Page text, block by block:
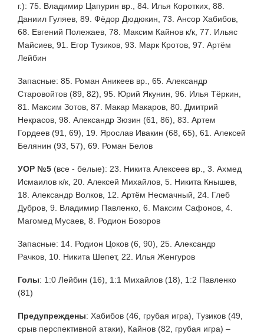
г.): 75. Владимир Цапурин вр., 84. Илья Коротких, 88.
Даниил Гуляев, 89. Фёдор Дюдюкин, 73. Ансор Хабибов,
68. Евгений Полежаев, 78. Максим Кайнов к/к, 77. Ильяс
Майсиев, 91. Егор Тузиков, 93. Марк Кротов, 97. Артём
Лейбин
Запасные: 85. Роман Аникеев вр., 65. Александр
Старовойтов (89, 82), 95. Юрий Якунин, 96. Илья Тёркин,
81. Максим Зотов, 87. Макар Макаров, 80. Дмитрий
Некрасов, 98. Александр Зюзин (61, 86), 83. Артем
Гордеев (91, 69), 19. Ярослав Ивакин (68, 65), 61. Алексей
Белянин (93, 57), 69. Роман Белов
УОР №5 (все - белые): 23. Никита Алексеев вр., 3. Ахмед
Исмаилов к/к, 20. Алексей Михайлов, 5. Никита Кнышев,
18. Александр Волков, 12. Артём Несмачный, 24. Глеб
Дубров, 9. Владимир Павленко, 6. Максим Сафонов, 4.
Магомед Мусаев, 8. Родион Бозоров
Запасные: 14. Родион Цоков (6, 90), 25. Александр
Рачков, 10. Никита Шепет, 22. Илья Женгуров
Голы: 1:0 Лейбин (16), 1:1 Михайлов (18), 1:2 Павленко
(81)
Предупреждены: Хабибов (46, грубая игра), Тузиков (49,
срыв перспективной атаки), Кайнов (82, грубая игра) –